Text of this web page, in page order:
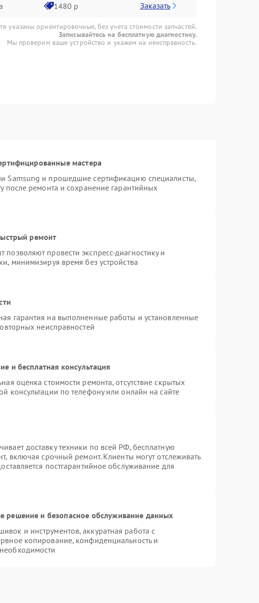
1480 р Заказать
указаны ориентировочные, без учета стоимости запчастей.
Записывайтесь на бесплатную диагностику.
Мы проверим ваше устройство и укажем на неисправность.
мастера
Samsung и прошедшие сертификацию специалисты,
после ремонта и сохранение гарантийных
ремонт
провести экспресс-диагностику и
минимизируя время без устройства
гарантия на выполненные работы и установленные
неисправностей
и бесплатная консультация
оценка стоимости ремонта, отсутствие скрытых
консультации по телефону или онлайн на сайте
доставку техники по всей РФ, бесплатную
включая срочный ремонт. Клиенты могут отслеживать
постгарантийное обслуживание для
решение и безопасное обслуживание данных
и инструментов, аккуратная работа с
копирование, конфиденциальность и